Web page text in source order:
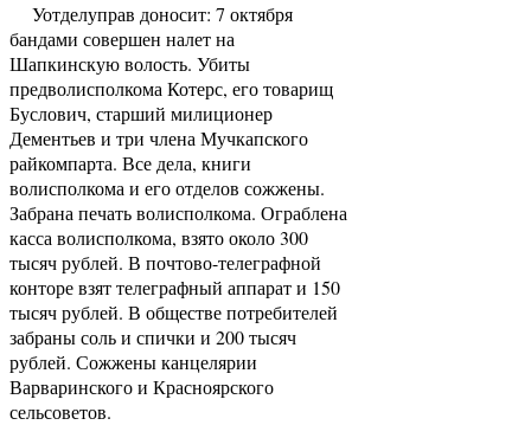
Уотделуправ доносит: 7 октября
бандами совершен налет на
Шапкинскую волость. Убиты
предволисполкома Котерс, его товарищ
Буслович, старший милиционер
Дементьев и три члена Мучкапского
райкомпарта. Все дела, книги
волисполкома и его отделов сожжены.
Забрана печать волисполкома. Ограблена
касса волисполкома, взято около 300
тысяч рублей. В почтово-телеграфной
конторе взят телеграфный аппарат и 150
тысяч рублей. В обществе потребителей
забраны соль и спички и 200 тысяч
рублей. Сожжены канцелярии
Варваринского и Красноярского
сельсоветов.